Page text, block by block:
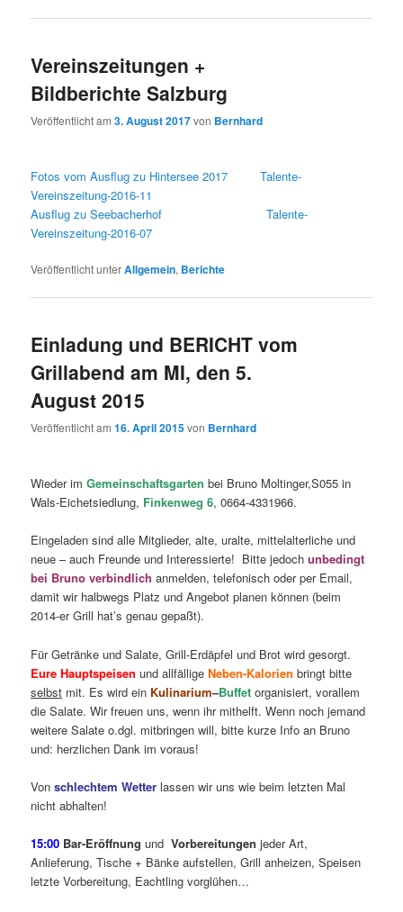
Vereinszeitungen +
Bildberichte Salzburg
Veröffentlicht am3. August 2017von Bernhard
Fotos vom Ausflug zu Hintersee 2017
Talente-
Vereinszeitung-2016-11
Ausflug zu Seebacherhof
Talente-
Vereinszeitung-2016-07
Veröffentlicht unterAllgemein, Berichte
Einladung und BERICHT vom
Grillabend am MI, den 5.
August 2015
Veröffentlicht am16. April 2015von Bernhard
Wieder imGemeinschaftsgarten bei Bruno Moltinger,S055 in
Wals-Eichetsiedlung, Finkenweg 6, 0664-4331966.
Eingeladen sind alle Mitglieder, alte, uralte, mittelalterliche und
neue – auch Freunde und Interessierte! Bitte jedochunbedingt
bei Bruno verbindlich anmelden, telefonisch oder per Email,
damit wir halbwegs Platz und Angebot planen können (beim
2014-er Grill hat’s genau gepaßt).
Für Getränke und Salate, Grill-Erdäpfel und Brot wird gesorgt.
Eure Hauptspeisenund allfälligeNeben-Kalorien bringt bitte
selbst mit. Es wird ein Kulinarium–Buffetorganisiert, vorallem
die Salate. Wir freuen uns, wenn ihr mithelft. Wenn noch jemand
weitere Salate o.dgl. mitbringen will, bitte kurze Info an Bruno
und: herzlichen Dank im voraus!
Von schlechtem Wetterlassen wir uns wie beim letzten Mal
nicht abhalten!
15:00 Bar-Eröffnung und Vorbereitungen jeder Art,
Anlieferung, Tische + Bänke aufstellen, Grill anheizen, Speisen
letzte Vorbereitung, Eachtling vorglühen…